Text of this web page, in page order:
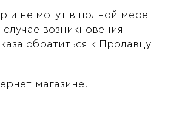
и не могут в полной мере
возникновения
обратиться к Продавцу
магазине.